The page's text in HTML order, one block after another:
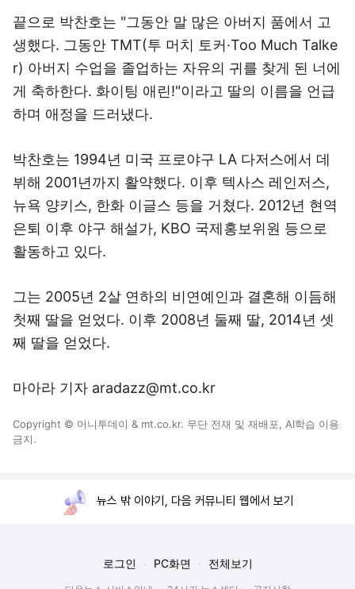
끝으로 박찬호는 "그동안 말 많은 아버지 품에서 고
생했다. 그동안 TMT(투 머치 토커·Too Much Talke
r) 아버지 수업을 졸업하는 자유의 귀를 찾게 된 너에
게 축하한다. 화이팅 애린!"이라고 딸의 이름을 언급
하며 애정을 드러냈다.
박찬호는 1994년 미국 프로야구 LA 다저스에서 데
뷔해 2001년까지 활약했다. 이후 텍사스 레인저스,
뉴욕 양키스, 한화 이글스 등을 거쳤다. 2012년 현역
은퇴 이후 야구 해설가, KBO 국제홍보위원 등으로
활동하고 있다.
그는 2005년 2살 연하의 비연예인과 결혼해 이듬해
첫째 딸을 얻었다. 이후 2008년 둘째 딸, 2014년 셋
째 딸을 얻었다.
마아라 기자 aradazz@mt.co.kr
Copyright © 머니투데이 & mt.co.kr. 무단 전재 및 재배포, AI학습 이용
금지.
뉴스 밖 이야기, 다음 커뮤니티 웹에서 보기
로그인 PC화면 전체보기